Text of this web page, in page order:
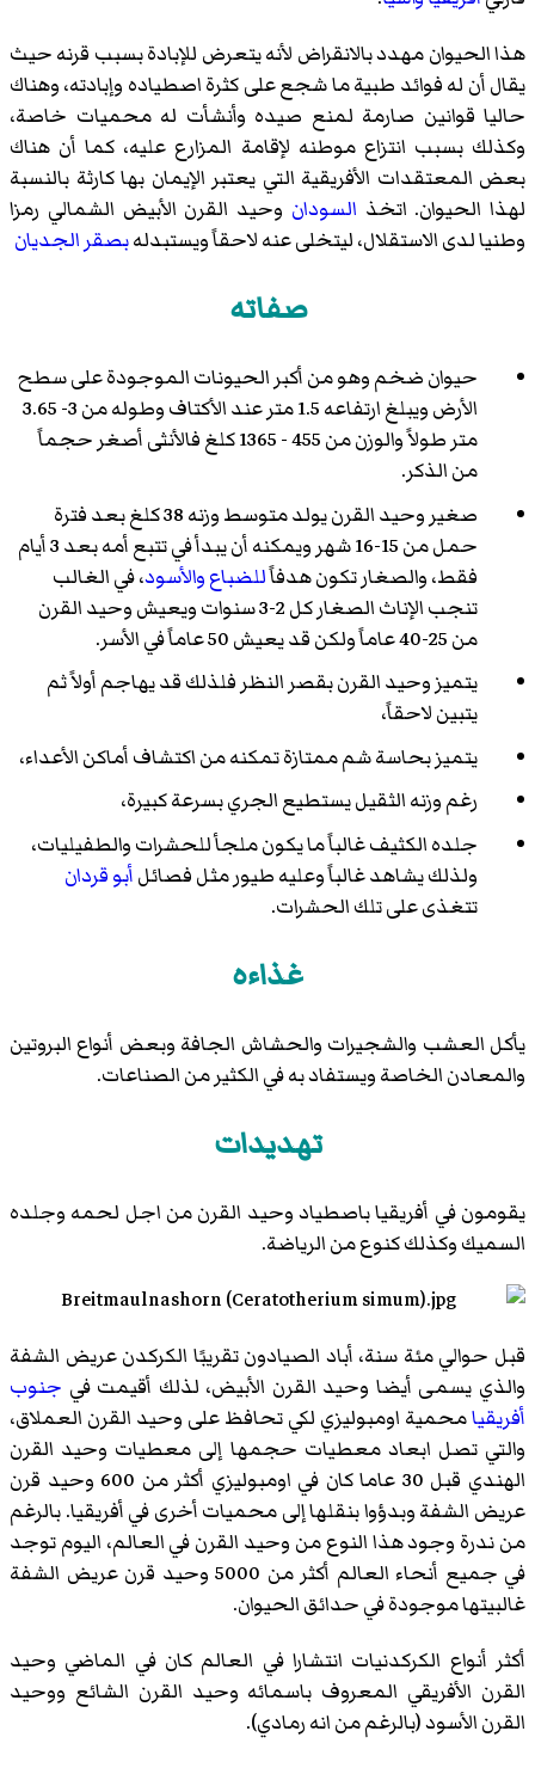
هذا الحيوان مهدد بالانقراض لأنه يتعرض للإبادة بسبب قرنه حيث
يقال أن له فوائد طبية ما شجع على كثرة اصطياده وإبادته، وهناك
حاليا قوانين صارمة لمنع صيده وأنشأت له محميات خاصة،
وكذلك بسبب انتزاع موطنه لإقامة المزارع عليه، كما أن هناك
بعض المعتقدات الأفريقية التي يعتبر الإيمان بها كارثة بالنسبة
لهذا الحيوان. اتخذ السودان وحيد القرن الأبيض الشمالي رمزا
وطنيا لدى الاستقلال، ليتخلى عنه لاحقاً ويستبدلهبصقر الجديان
صفاته
حيوان ضخم وهو من أكبر الحيونات الموجودة على سطح
الأرض ويبلغ ارتفاعه 1.5 متر عند الأكتاف وطوله من 3- 3.65
متر طولاً والوزن من 455 - 1365 كلغ فالأنثى أصغر حجماً
من الذكر.
صغير وحيد القرن يولد متوسط وزنه 38 كلغ بعد فترة
حمل من 15-16 شهر ويمكنه أن يبدأ في تتبع أمه بعد 3 أيام
فقط، والصغار تكون هدفاًللضباعوالأسود، في الغالب
تنجب الإناث الصغار كل 2-3 سنوات ويعيش وحيد القرن
من 25-40 عاماً ولكن قد يعيش 50 عاماً في الأسر.
يتميز وحيد القرن بقصر النظر فلذلك قد يهاجم أولاً ثم
يتبين لاحقاً،
يتميز بحاسة شم ممتازة تمكنه من اكتشاف أماكن الأعداء،
رغم وزنه الثقيل يستطيع الجري بسرعة كبيرة،
جلده الكثيف غالباً ما يكون ملجأ للحشرات والطفيليات،
ولذلك يشاهد غالباً وعليه طيور مثل فصائلأبو قردان
تتغذى على تلك الحشرات.
غذاءه
يأكل العشب والشجيرات والحشاش الجافة وبعض أنواع البروتين
والمعادن الخاصة ويستفاد به في الكثير من الصناعات.
تهديدات
يقومون في أفريقيا باصطياد وحيد القرن من اجل لحمه وجلده
السميك وكذلك كنوع من الرياضة.
قبل حوالي مئة سنة، أباد الصيادون تقريبًا الكركدن عريض الشفة
والذي يسمى أيضا وحيد القرن الأبيض، لذلك أقيمت في جنوب
أفريقيامحمية اومبوليزي لكي تحافظ على وحيد القرن العملاق،
والتي تصل ابعاد معطيات حجمها إلى معطيات وحيد القرن
الهندي قبل 30 عاما كان في اومبوليزي أكثر من 600 وحيد قرن
عريض الشفة وبدؤوا بنقلها إلى محميات أخرى في أفريقيا. بالرغم
من ندرة وجود هذا النوع من وحيد القرن في العالم، اليوم توجد
في جميع أنحاء العالم أكثر من 5000 وحيد قرن عريض الشفة
غالبيتها موجودة في حدائق الحيوان.
أكثر أنواع الكركدنيات انتشارا في العالم كان في الماضي وحيد
القرن الأفريقي المعروف باسمائه وحيد القرن الشائع ووحيد
القرن الأسود (بالرغم من انه رمادي).